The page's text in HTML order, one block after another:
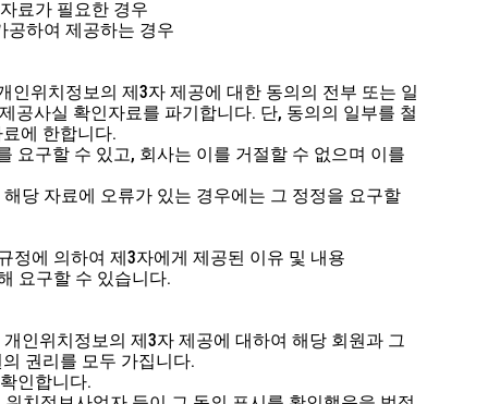
료가 필요한 경우
공하여 제공하는 경우
위치정보의 제3자 제공에 대한 동의의 전부 또는 일
공사실 확인자료를 파기합니다. 단, 동의의 일부를 철
에 한합니다.
요구할 수 있고, 회사는 이를 거절할 수 없으며 이를
당 자료에 오류가 있는 경우에는 그 정정을 요구할
정에 의하여 제3자에게 제공된 이유 및 내용
요구할 수 있습니다.
인위치정보의 제3자 제공에 대하여 해당 회원과 그
권리를 모두 가집니다.
인합니다.